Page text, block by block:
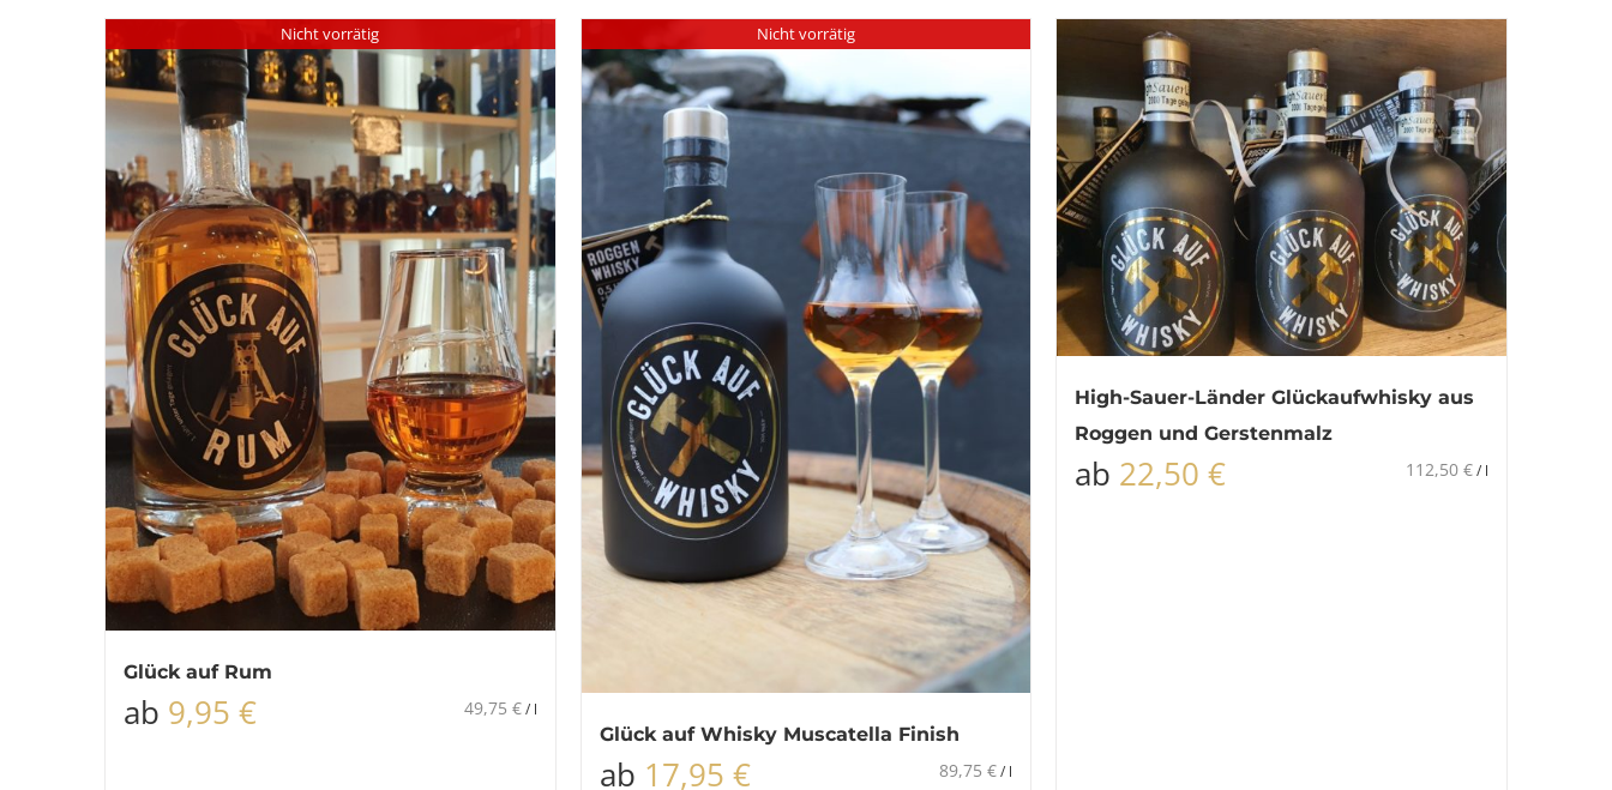
mehrere
Varianten
auf.
Optionen
können
auf
der
Produktseite
gewählt
werden
weist
mehrere
Varianten
auf.
Die
Optionen
können
auf
der
Produktseite
gewählt
werden
Nicht vorrätig
Glück auf Rum
ab 9,95 € 49,75 €/ l
Nicht vorrätig
Glück auf Whisky Muscatella Finish
ab 17,95 € 89,75€/ l
High-Sauer-Länder Glückaufwhisky aus
Roggen und Gerstenmalz
ab 22,50€ 112,50 €/ l